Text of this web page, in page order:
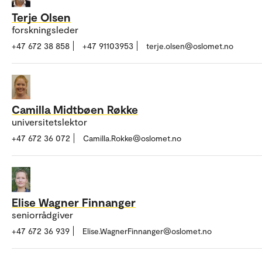
Terje Olsen
forskningsleder
+47 672 38 858 +47 91103953 terje.olsen@oslomet.no
Camilla Midtbøen Røkke
universitetslektor
+47 672 36 072 Camilla.Rokke@oslomet.no
Elise Wagner Finnanger
seniorrådgiver
+47 672 36 939 Elise.WagnerFinnanger@oslomet.no